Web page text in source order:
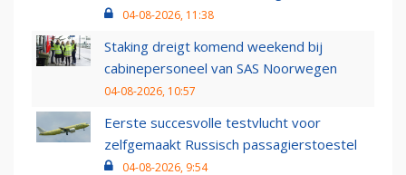
04-08-2026, 11:38
Staking dreigt komend weekend bij
cabinepersoneel van SAS Noorwegen
04-08-2026, 10:57
Eerste succesvolle testvlucht voor
zelfgemaakt Russisch passagierstoestel
04-08-2026, 9:54